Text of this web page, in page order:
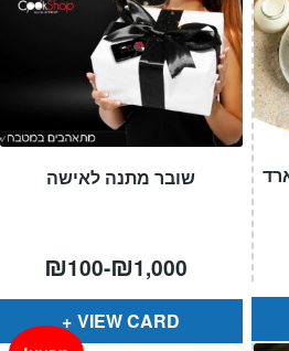
שובר מתנה לאישה
₪100-₪1,000
VIEW CARD